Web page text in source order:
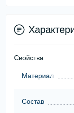
Свойства
Материал
Состав